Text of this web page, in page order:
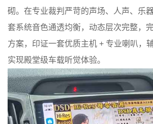
砌。在专业裁判严苛的声场、人声、乐
套系统音色通透均衡，动态层次完整，
方案，印证一套优质主机 + 专业喇叭，
实现殿堂级车载听觉体验。